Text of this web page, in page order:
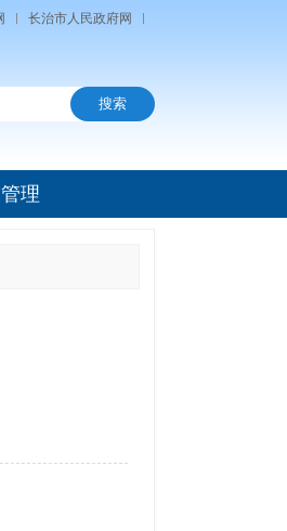
长治市人民政府网
理